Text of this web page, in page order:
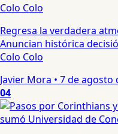
Regresa la verdadera
Anuncian histórica
Colo Colo
Javier Mora • 7 de agosto
04